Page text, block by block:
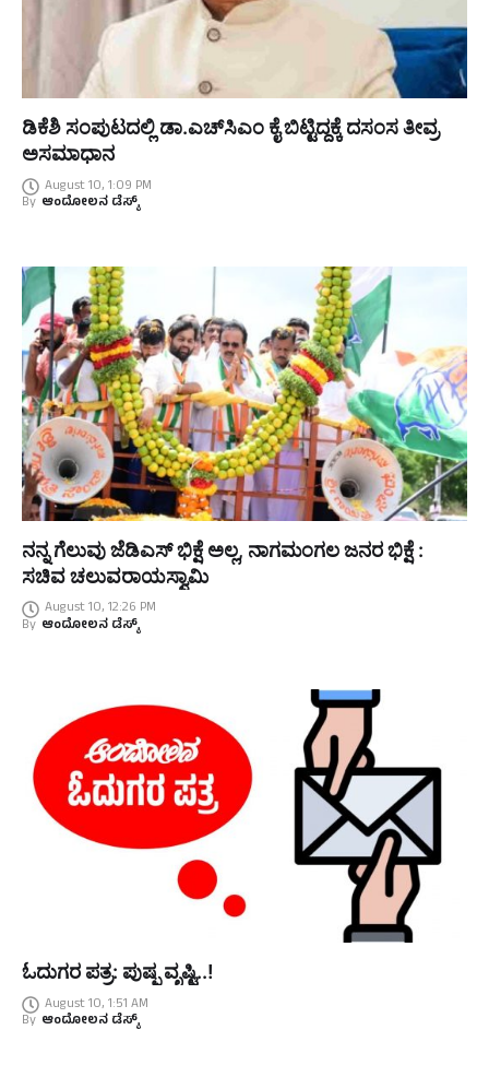
ಡಿಕೆಶಿ ಸಂಪುಟದಲ್ಲಿ ಡಾ.ಎಚ್‌ಸಿಎಂ ಕೈ ಬಿಟ್ಟಿದ್ದಕ್ಕೆ ದಸಂಸ ತೀವ್ರ
ಅಸಮಾಧಾನ
August 10, 1:09 PM
By ಆಂದೋಲನ ಡೆಸ್ಕ್
ನನ್ನ ಗೆಲುವು ಜೆಡಿಎಸ್ ಭಿಕ್ಷೆ ಅಲ್ಲ, ನಾಗಮಂಗಲ ಜನರ ಭಿಕ್ಷೆ :
ಸಚಿವ ಚಲುವರಾಯಸ್ವಾಮಿ
August 10, 12:26 PM
By ಆಂದೋಲನ ಡೆಸ್ಕ್
ಓದುಗರ ಪತ್ರ: ಪುಷ್ಪ ವೃಷ್ಟಿ..!
August 10, 1:51 AM
By ಆಂದೋಲನ ಡೆಸ್ಕ್